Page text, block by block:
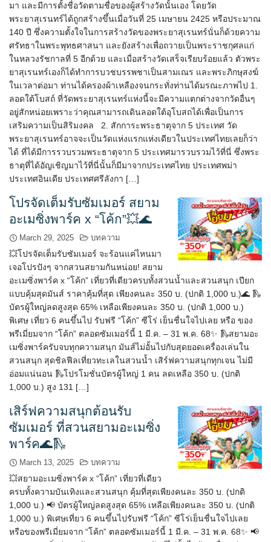
มา และมีการตั้งชื่อวัดตามชื่อของผู้สร้างวัดนั้นเอง โดยวัด
พระยาสุเรนทร์ได้ถูกสร้างขึ้นเมื่อวันที่ 25 เมษายน 2425 หรือประมาณ
140 ปี ซึ่งความตั้งใจในการสร้างวัดของพระยาสุเรนทร์นั่นก็ด้วยความ
ศรัทธาในพระพุทธศาสนา และยังสร้างเพื่อถวายเป็นพระราชกุศลแก่
ในหลวงรัชกาลที่ 5 อีกด้วย และเมื่อสร้างวัดเสร็จเรียบร้อยแล้ว ตัวพระ
ยาสุเรนทร์เองก็ได้ทำการบวชบรรพชาเป็นสามเณร และพระภิกษุสงฆ์
ในเวลาต่อมา ท่านได้ครองผ้าเหลืองจนกระทั่งท่านได้มรณะภาพไป 1.
ลอดใต้โบสถ์ ที่วัดพระยาสุเรนทร์แห่งนี้จะมีความแตกต่างจากวัดอื่นๆ
อยู่สักหน่อยเพราะว่าคุณสามารถเดินลอดใต้อุโบสถได้เพื่อเป็นการ
เสริมความเป็นสิริมงคล 2. สักการะพระธาตุจาก 5 ประเทศ วัด
พระยาสุเรนทร์อาจจะเป็นวัดแห่งแรกแห่งเดียวในประเทศไทยเลยก็ว่า
ได้ ที่ได้มีการรวบรวมพระธาตุจาก 5 ประเทศมารวบรวมไว้ที่นี่ ซึ่งพระ
ธาตุที่ได้อัญเชิญมาไว้ที่นี่นั้นก็มีมาจากประเทศไทย ประเทศพม่า
ประเทศอินเดีย ประเทศศรีลังกา […]
โปรจัดเต็มรับซัมเมอร์ สยาม
อะเมซิ่งพาร์ค x “โค้ก”💥🌊
March 29, 2025 บทความ
💥โปรจัดเต็มรับซัมเมอร์ จะร้อนแค่ไหนมา
เจอโปรปังๆ จากสวนสยามกันหน่อย! สยาม
อะเมซิ่งพาร์ค x “โค้ก” เที่ยวที่เดียวครบทั้งสวนน้ำและสวนสนุก เปียก
แบบคุ้มสุดมันส์ ราคาคุ้มที่สุด เพียงคนละ 350 บ. (ปกติ 1,000 บ.)🌊 🛝
บัตรผู้ใหญ่ลดสูงสุด 65% เหลือเพียงคนละ 350 บ. (ปกติ 1,000 บ.)
พิเศษ เที่ยว 6 คนขึ้นไป รับฟรี “โค้ก” ซีโร่ เย็นชื่นใจไปเลย หรือ ของ
พรีเมี่ยมจาก “โค้ก” ตลอดซัมเมอร์นี้ 1 มี.ค. – 31 พ.ค. 68✨ 🛝สยามอะ
เมซิ่งพาร์ครับจบทุกความสนุก มันส์ไม่อั้นไปกับสุดยอดเครื่องเล่นใน
สวนสนุก สุดชิลฟีลเที่ยวทะเลในสวนน้ำ เสิร์ฟความสนุกทุกเจน ไม่มี
อ่อมแน่นอน 🛝โปรโมชั่นบัตรผู้ใหญ่ 1 คน ลดเหลือ 350 บ. (ปกติ
1,000 บ.) สูง 131 […]
เสิร์ฟความสนุกต้อนรับ
ซัมเมอร์ ที่สวนสยามอะเมซิ่ง
พาร์ค🌊🛝
March 13, 2025 บทความ
💥สยามอะเมซิ่งพาร์ค x “โค้ก” เที่ยวที่เดียว
ครบทั้งความบันเทิงและสวนสนุก คุ้มที่สุดเพียงคนละ 350 บ. (ปกติ
1,000 บ.) 📢 บัตรผู้ใหญ่ลดสูงสุด 65% เหลือเพียงคนละ 350 บ. (ปกติ
1,000 บ.) พิเศษเที่ยว 6 คนขึ้นไปรับฟรี “โค้ก” ซีโร่เย็นชื่นใจไปเลย
หรือของพรีเมี่ยมจาก “โค้ก” ตลอดซัมเมอร์นี้ 1 มี.ค. – 31 พ.ค. 68✨ 📢